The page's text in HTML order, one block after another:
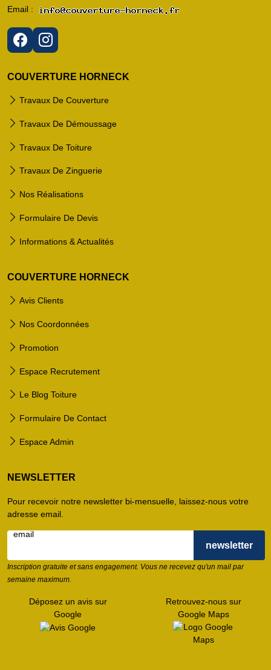
Email :
COUVERTURE HORNECK
Travaux De Couverture
Travaux De Démoussage
Travaux De Toiture
Travaux De Zinguerie
Nos Réalisations
Formulaire De Devis
Informations & Actualités
COUVERTURE HORNECK
Avis Clients
Nos Coordonnées
Promotion
Espace Recrutement
Le Blog Toiture
Formulaire De Contact
Espace Admin
NEWSLETTER
Pour recevoir notre newsletter bi-mensuelle, laissez-nous votre
adresse email.
email
Inscription gratuite et sans engagement. Vous ne recevez qu'un mail par
semaine maximum.
Déposez un avis sur
Google
Retrouvez-nous sur
Google Maps